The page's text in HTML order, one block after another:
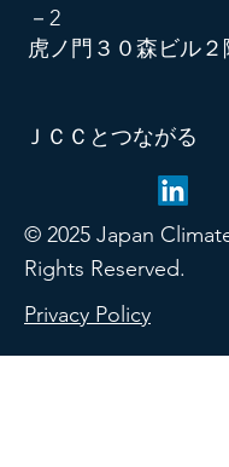
－2
虎ノ門３０森ビル２
ＪＣＣとつながる
© 2025 Japan
Rights Reserved.
Privacy Policy